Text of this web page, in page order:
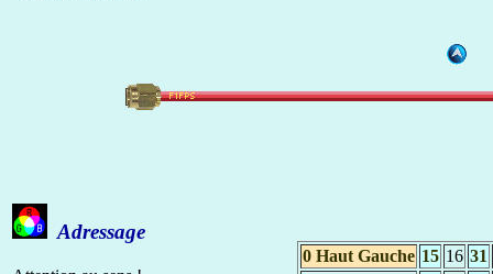
Adressage
0 Haut Gauche 15 16 31